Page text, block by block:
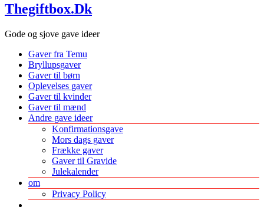
Thegiftbox.Dk
Gode og sjove gave ideer
Gaver fra Temu
Bryllupsgaver
Gaver til børn
Oplevelses gaver
Gaver til kvinder
Gaver til mænd
Andre gave ideer
Konfirmationsgave
Mors dags gaver
Frække gaver
Gaver til Gravide
Julekalender
om
Privacy Policy